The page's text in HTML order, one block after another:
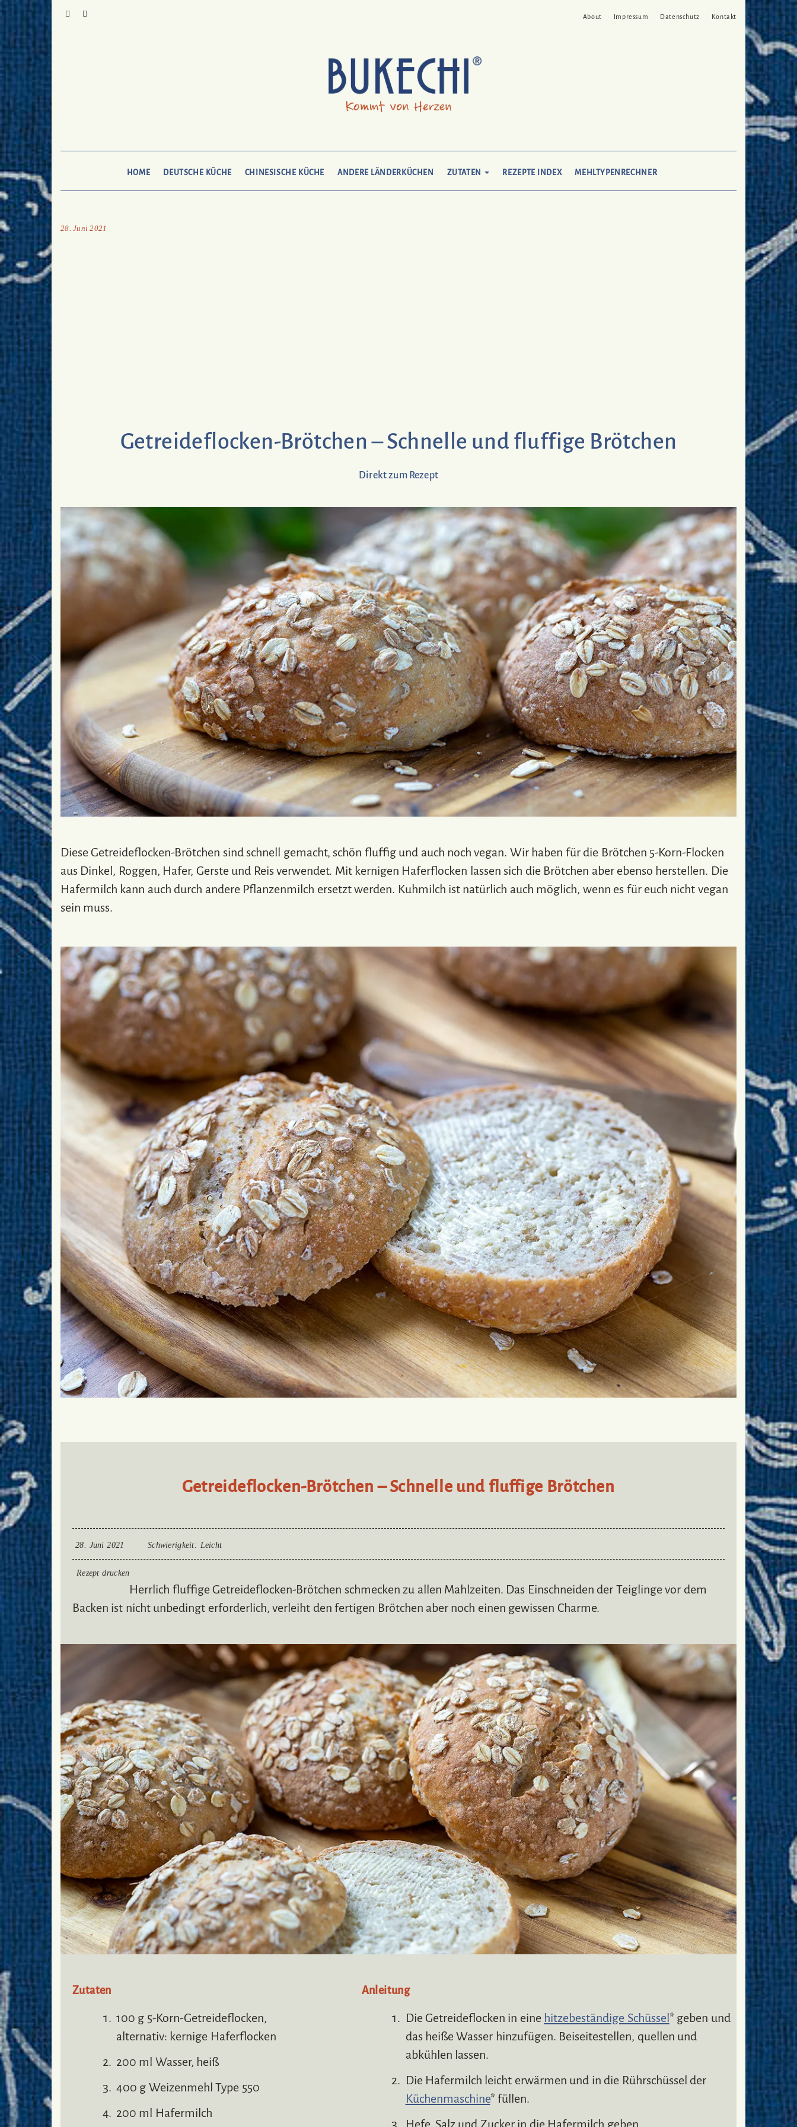
Skip
content
About Impressum Datenschutz Kontakt
HOME DEUTSCHE KÜCHE CHINESISCHE KÜCHE ANDERE LÄNDERKÜCHEN ZUTATEN REZEPTE INDEX MEHLTYPENRECHNER
28. Juni 2021
Getreideflocken-Brötchen – Schnelle und fluffige Brötchen
Direkt zum Rezept
Diese Getreideflocken-Brötchen sind schnell gemacht, schön fluffig und auch noch vegan. Wir haben für die Brötchen 5-Korn-Flocken
aus Dinkel, Roggen, Hafer, Gerste und Reis verwendet. Mit kernigen Haferflocken lassen sich die Brötchen aber ebenso herstellen. Die
Hafermilch kann auch durch andere Pflanzenmilch ersetzt werden. Kuhmilch ist natürlich auch möglich, wenn es für euch nicht vegan
sein muss.
Getreideflocken-Brötchen – Schnelle und fluffige Brötchen
28. Juni 2021 Schwierigkeit: Leicht
Rezept drucken
Herrlich fluffige Getreideflocken-Brötchen schmecken zu allen Mahlzeiten. Das Einschneiden der Teiglinge vor dem
Backen ist nicht unbedingt erforderlich, verleiht den fertigen Brötchen aber noch einen gewissen Charme.
Zutaten
100 g 5-Korn-Getreideflocken,
alternativ: kernige Haferflocken
200 ml Wasser, heiß
400 g Weizenmehl Type 550
200 ml Hafermilch
Anleitung
Die Getreideflocken in eine hitzebeständige Schüssel* geben und
das heiße Wasser hinzufügen. Beiseitestellen, quellen und
abkühlen lassen.
Die Hafermilch leicht erwärmen und in die Rührschüssel der
Küchenmaschine* füllen.
Hefe, Salz und Zucker in die Hafermilch geben.